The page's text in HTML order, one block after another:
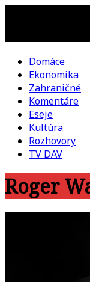
DAV
DVA
kultúrno-
revue
Domáce
Ekonomika
Zahraničné
Komentáre
Eseje
Kultúra
Rozhovory
TV DAV
Roger